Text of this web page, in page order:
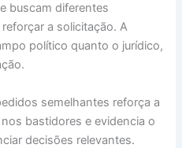
buscam diferentes
a solicitação. A
político quanto o jurídico,
semelhantes reforça a
bastidores e evidencia o
decisões relevantes.